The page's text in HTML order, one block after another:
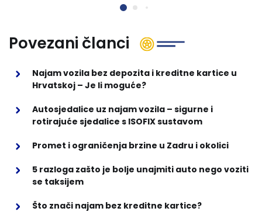
Povezani članci
Najam vozila bez depozita i kreditne kartice u
Hrvatskoj – Je li moguće?
Autosjedalice uz najam vozila – sigurne i
rotirajuće sjedalice s ISOFIX sustavom
Promet i ograničenja brzine u Zadru i okolici
5 razloga zašto je bolje unajmiti auto nego voziti
se taksijem
Što znači najam bez kreditne kartice?